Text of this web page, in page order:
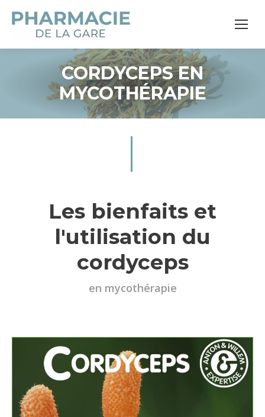
CORDYCEPS EN
MYCOTHÉRAPIE
Les bienfaits et
l'utilisation du
cordyceps
en mycothérapie